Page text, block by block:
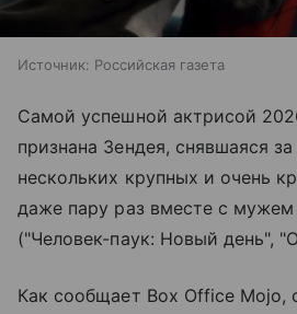
Источник: Российская газета
Самой успешной актрисой
признана Зендея, снявшаяся за
нескольких крупных и очень
даже пару раз вместе с
("Человек-паук: Новый день",
Как сообщает Box Office